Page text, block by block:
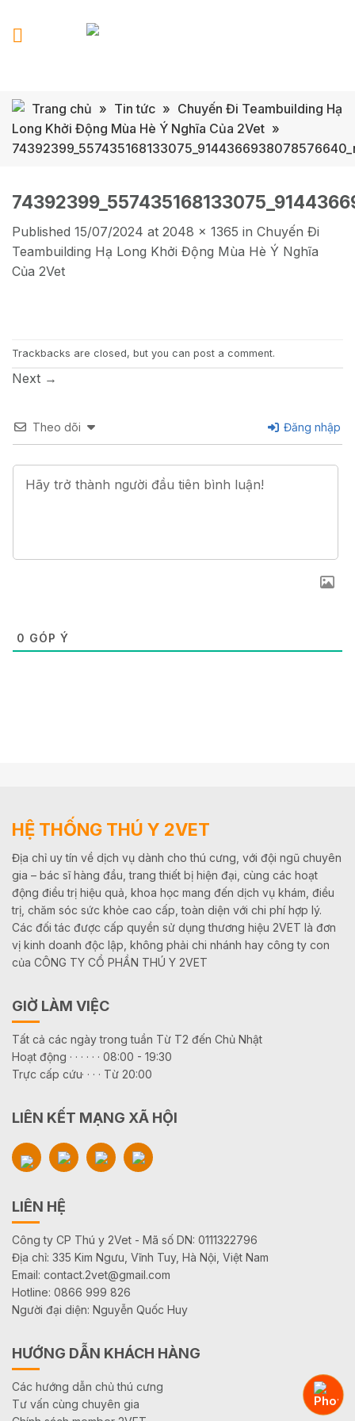
Trang chủ » Tin tức » Chuyến Đi Teambuilding Hạ
Long Khởi Động Mùa Hè Ý Nghĩa Của 2Vet »
Published 15/07/2024 at 2048 × 1365 in Chuyến Đi
Teambuilding Hạ Long Khởi Động Mùa Hè Ý Nghĩa
Của 2Vet
Trackbacks are closed, but you can post a comment.
Next →
Theo dõi Đăng nhập
0 GÓP Ý
HỆ THỐNG THÚ Y 2VET
Địa chỉ uy tín về dịch vụ dành cho thú cưng, với đội ngũ chuyên
gia – bác sĩ hàng đầu, trang thiết bị hiện đại, cùng các hoạt
động điều trị hiệu quả, khoa học mang đến dịch vụ khám, điều
trị, chăm sóc sức khỏe cao cấp, toàn diện với chi phí hợp lý.
Các đối tác được cấp quyền sử dụng thương hiệu 2VET là đơn
vị kinh doanh độc lập, không phải chi nhánh hay công ty con
của CÔNG TY CỔ PHẦN THÚ Y 2VET
GIỜ LÀM VIỆC
Tất cả các ngày trong tuần Từ T2 đến Chủ Nhật
Hoạt động · · · · · · 08:00 - 19:30
Trực cấp cứu· · · · Từ 20:00
LIÊN KẾT MẠNG XÃ HỘI
LIÊN HỆ
Công ty CP Thú y 2Vet - Mã số DN: 0111322796
Địa chỉ: 335 Kim Ngưu, Vĩnh Tuy, Hà Nội, Việt Nam
Email: contact.2vet@gmail.com
Hotline: 0866 999 826
Người đại diện: Nguyễn Quốc Huy
HƯỚNG DẪN KHÁCH HÀNG
Các hướng dẫn chủ thú cưng
Tư vấn cùng chuyên gia